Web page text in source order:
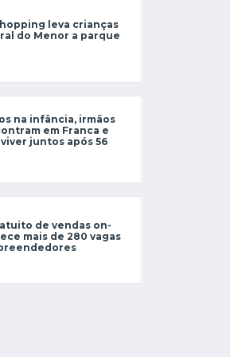
leva crianças
do Menor a parque
na infância, irmãos
em Franca e
juntos após 56
de vendas on-
mais de 280 vagas